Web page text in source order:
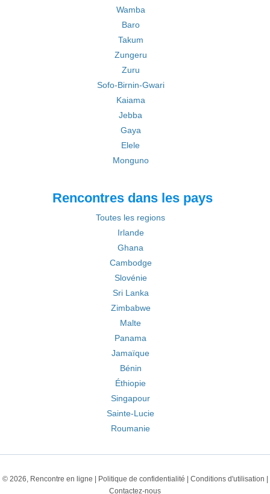
Wamba
Baro
Takum
Zungeru
Zuru
Sofo-Birnin-Gwari
Kaiama
Jebba
Gaya
Elele
Monguno
Rencontres dans les pays
Toutes les regions
Irlande
Ghana
Cambodge
Slovénie
Sri Lanka
Zimbabwe
Malte
Panama
Jamaïque
Bénin
Éthiopie
Singapour
Sainte-Lucie
Roumanie
© 2026, Rencontre en ligne | Politique de confidentialité Conditions d'utilisation
Contactez-nous